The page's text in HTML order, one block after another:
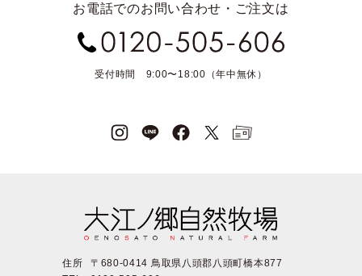
お電話でのお問い合わせ・ご注文は
受付時間 9:00〜18:00（年中無休）
住所
〒680-0414 鳥取県八頭郡八頭町橋本877